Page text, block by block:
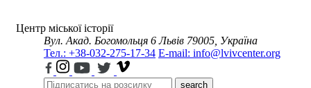
Центр міської історії
Вул. Акад. Богомольця 6 Львів 79005, Україна
Тел.: +38-032-275-17-34 E-mail: info@lvivcenter.org
search